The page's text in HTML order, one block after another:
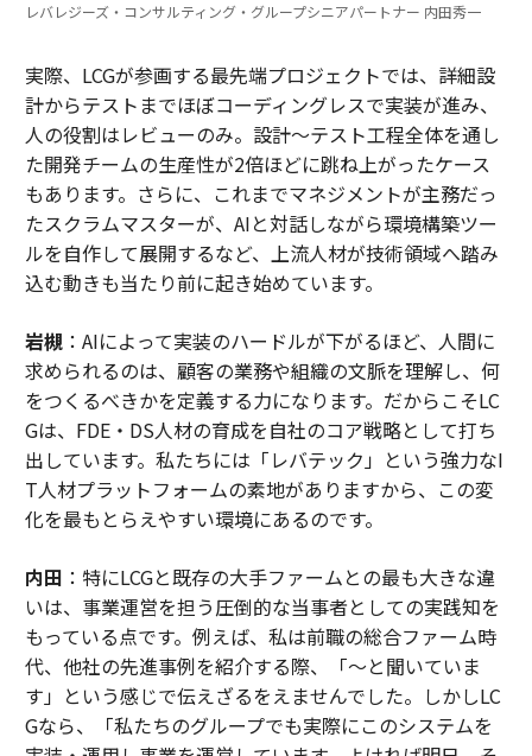
レバレジーズ・コンサルティング・グループシニアパートナー 内田秀一
実際、LCGが参画する最先端プロジェクトでは、詳細設
計からテストまでほぼコーディングレスで実装が進み、
人の役割はレビューのみ。設計～テスト工程全体を通し
た開発チームの生産性が2倍ほどに跳ね上がったケース
もあります。さらに、これまでマネジメントが主務だっ
たスクラムマスターが、AIと対話しながら環境構築ツー
ルを自作して展開するなど、上流人材が技術領域へ踏み
込む動きも当たり前に起き始めています。
岩槻：AIによって実装のハードルが下がるほど、人間に
求められるのは、顧客の業務や組織の文脈を理解し、何
をつくるべきかを定義する力になります。だからこそLC
Gは、FDE・DS人材の育成を自社のコア戦略として打ち
出しています。私たちには「レバテック」という強力なI
T人材プラットフォームの素地がありますから、この変
化を最もとらえやすい環境にあるのです。
内田 ：特にLCGと既存の大手ファームとの最も大きな違
いは、事業運営を担う圧倒的な当事者としての実践知を
もっている点です。例えば、私は前職の総合ファーム時
代、他社の先進事例を紹介する際、「〜と聞いていま
す」という感じで伝えざるをえませんでした。しかしLC
Gなら、「私たちのグループでも実際にこのシステムを